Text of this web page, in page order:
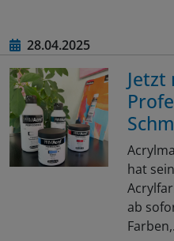
28.04.2025
Jetzt
hat
ab